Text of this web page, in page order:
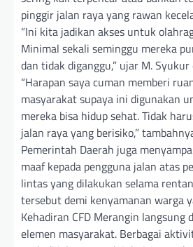
pinggir jalan raya yang rawan
“Ini kita jadikan akses untuk
Minimal sekali seminggu mereka
dan tidak diganggu,” ujar M.
“Harapan saya cuman memberi
masyarakat supaya ini digunakan
mereka bisa hidup sehat. Tidak
jalan raya yang berisiko,”
Pemerintah Daerah juga
maaf kepada pengguna jalan atas
lintas yang dilakukan selama
tersebut demi kenyamanan warga
Kehadiran CFD Merangin langsung
elemen masyarakat. Berbagai